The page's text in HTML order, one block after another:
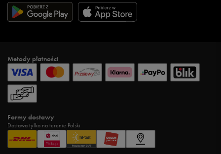
Metody płatności
Formy dostawy
Dostawa tylko na terenie Polski